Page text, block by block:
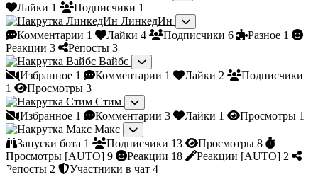
Лайки 1 Подписчики 1
ЛинкедИн
Комментарии 1 Лайки 4 Подписчики 6 Разное 1
Реакции 3 Репосты 3
Вайбс
Избранное 1 Комментарии 1 Лайки 2
Подписчики
1
Просмотры 3
Стим
Избранное 1 Комментарии 3 Лайки 1 Просмотры 1
Макс
Запуски бота 1 Подписчики 13 Просмотры 8
Просмотры [AUTO] 9 Реакции 18 Реакции [AUTO] 2
Репосты 2 Участники в чат 4